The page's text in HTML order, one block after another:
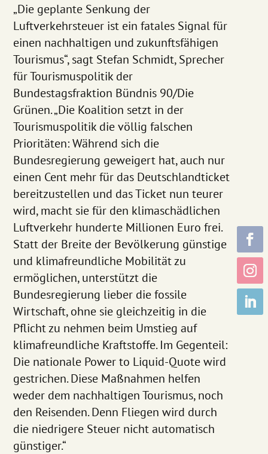
„Die geplante Senkung der
Luftverkehrsteuer ist ein fatales Signal für
einen nachhaltigen und zukunftsfähigen
Tourismus“, sagt Stefan Schmidt, Sprecher
für Tourismuspolitik der
Bundestagsfraktion Bündnis 90/Die
Grünen. „Die Koalition setzt in der
Tourismuspolitik die völlig falschen
Prioritäten: Während sich die
Bundesregierung geweigert hat, auch nur
einen Cent mehr für das Deutschlandticket
bereitzustellen und das Ticket nun teurer
wird, macht sie für den klimaschädlichen
Luftverkehr hunderte Millionen Euro frei.
Statt der Breite der Bevölkerung günstige
und klimafreundliche Mobilität zu
ermöglichen, unterstützt die
Bundesregierung lieber die fossile
Wirtschaft, ohne sie gleichzeitig in die
Pflicht zu nehmen beim Umstieg auf
klimafreundliche Kraftstoffe. Im Gegenteil:
Die nationale Power to Liquid-Quote wird
gestrichen. Diese Maßnahmen helfen
weder dem nachhaltigen Tourismus, noch
den Reisenden. Denn Fliegen wird durch
die niedrigere Steuer nicht automatisch
günstiger.“